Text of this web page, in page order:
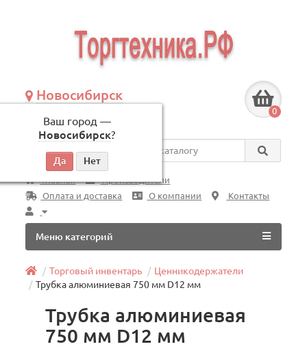
Новосибирск
Ваш город —
Новосибирск?
по будням, с 09:00 до 18:00
0
Везде
Главная
Производители
Оплата и доставка
О компании Контакты
Меню категорий
Торговый инвентарь
Ценникодержатели
Трубка алюминиевая 750 мм D12 мм
Трубка алюминиевая
750 мм D12 мм